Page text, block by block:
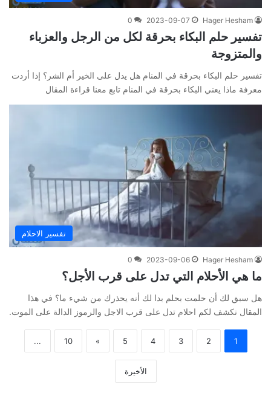
Hager Hesham
2023-09-07
0
تفسير حلم البكاء بحرقة لكل من الرجل والعزباء
والمتزوجة
تفسير حلم البكاء بحرقة في المنام هل يدل على الخير أم الشر؟ إذا أردت
معرفة ماذا يعني البكاء بحرقة في المنام تابع معنا قراءة المقال
تفسير الاحلام
Hager Hesham
2023-09-06
0
ما هي الأحلام التي تدل على قرب الأجل؟
هل سبق لك أن حلمت بحلم بدا لك أنه يحذرك من شيء ما؟ في هذا
المقال نكشف لكم احلام تدل على قرب الاجل والرموز الدالة على الموت.
1
2
3
4
5
»
10
...
الأخيرة